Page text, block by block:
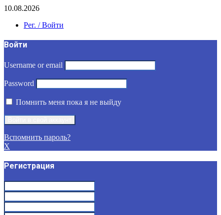
10.08.2026
Рег. / Войти
Войти
Username or email
Password
Помнить меня пока я не выйду
Вспомнить пароль?
X
Регистрация